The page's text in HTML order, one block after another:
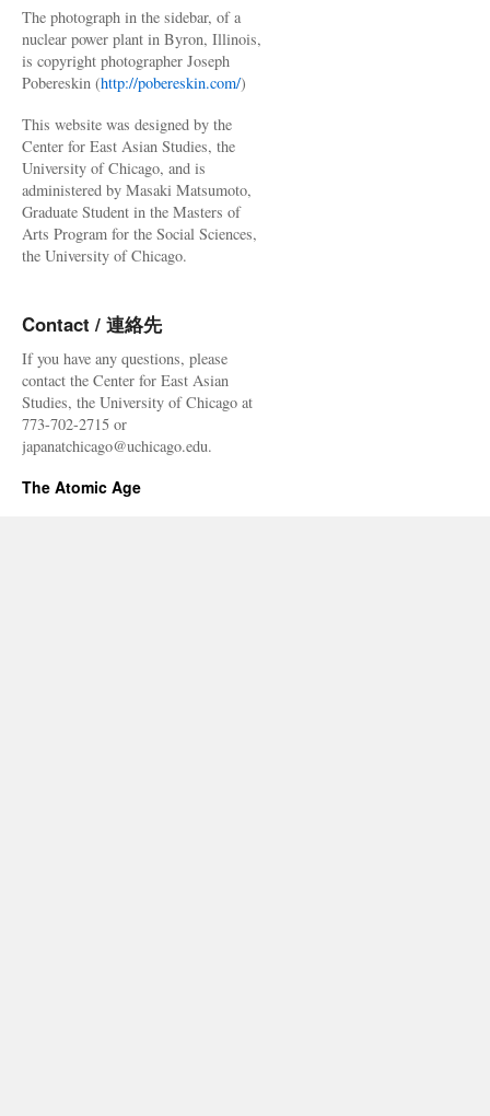
The photograph in the sidebar, of a
nuclear power plant in Byron, Illinois,
is copyright photographer Joseph
Pobereskin (http://pobereskin.com/)
This website was designed by the
Center for East Asian Studies, the
University of Chicago, and is
administered by Masaki Matsumoto,
Graduate Student in the Masters of
Arts Program for the Social Sciences,
the University of Chicago.
Contact / 連絡先
If you have any questions, please
contact the Center for East Asian
Studies, the University of Chicago at
773-702-2715 or
japanatchicago@uchicago.edu.
The Atomic Age